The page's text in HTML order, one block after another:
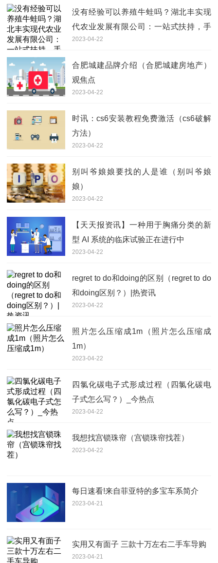
没有经验可以养殖牛蛙吗？湖北丰实现
代农业发展有限公司：一站式扶持，手
把手教导
2023-04-22
合肥城建品牌介绍（合肥城建房地产）
观焦点
2023-04-22
时讯：cs6安装教程免费激活（cs6破解
方法）
2023-04-22
别叫爷娘娘要找的人是谁（别叫爷娘
娘）
2023-04-22
【天天报资讯】一种用于胸痛分类的新
型 AI 系统的临床试验正在进行中
2023-04-22
regret to do和doing的区别（regret to do
和doing区别？）|热资讯
2023-04-22
照片怎么压缩成1m（照片怎么压缩成
1m）
2023-04-22
四氯化碳电子式形成过程（四氯化碳电
子式怎么写？）_今热点
2023-04-22
我想找宫锁珠帘（宫锁珠帘找茬）
2023-04-22
每日速看!来自菲亚特的多宝车系简介
2023-04-21
实用又有面子 三款十万左右二手车导购
2023-04-21